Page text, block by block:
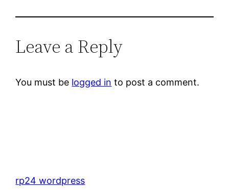
Leave a Reply
You must be logged in to post a comment.
rp24 wordpress